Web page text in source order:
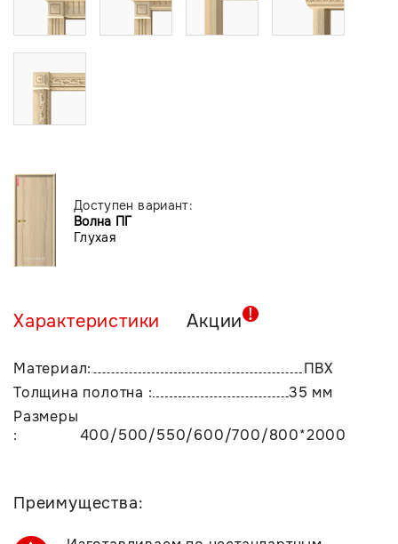
Доступен вариант:
Волна ПГ
Глухая
Характеристики Акции
Материал:
ПВХ
Толщина полотна :
35 мм
Размеры
:
400/500/550/600/700/800*2000
Преимущества: